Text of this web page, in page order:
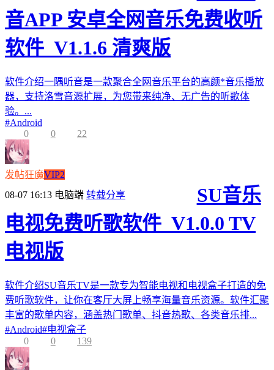
音APP 安卓全网音乐免费收听
软件_V1.1.6 清爽版
软件介绍一隅听音是一款聚合全网音乐平台的高颜*音乐播放
器，支持洛雪音源扩展，为您带来纯净、无广告的听歌体
验。...
#Android
0
0 22
发帖狂魔VIP2
08-07 16:13 电脑端 转载分享
SU音乐
电视免费听歌软件_V1.0.0 TV
电视版
软件介绍SU音乐TV是一款专为智能电视和电视盒子打造的免
费听歌软件，让你在客厅大屏上畅享海量音乐资源。软件汇聚
丰富的歌单内容，涵盖热门歌单、抖音热歌、各类音乐排...
#Android#电视盒子
0
0 139